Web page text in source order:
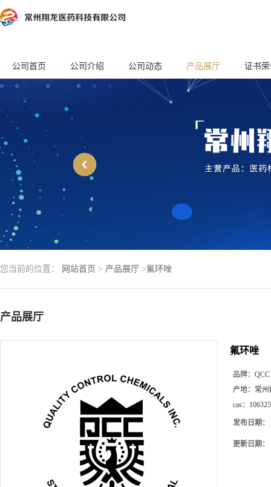
公司首页 公司介绍 公司动态 产品展厅 证书
您当前的位置： 网站首页 > 产品展厅 >氟环唑
产品展厅
氟环唑
品牌： QCC
产地： 常
cas：
发布日期：
更新日期：